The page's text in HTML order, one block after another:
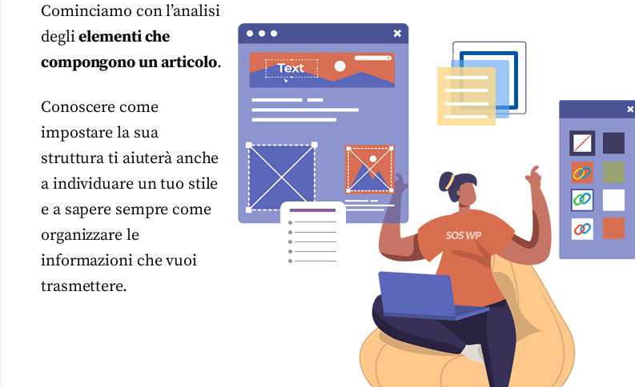
Cominciamo con l’analisi
deglielementi che
compongono un articolo.
Conoscere come
impostare la sua
struttura ti aiuterà anche
a individuare un tuo stile
e a sapere sempre come
organizzare le
informazioni che vuoi
trasmettere.